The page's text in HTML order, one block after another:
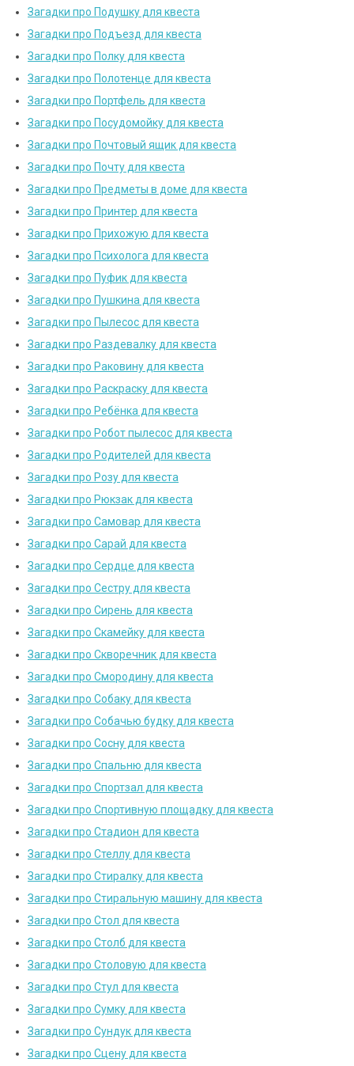
Загадки про Подушку для квеста
Загадки про Подъезд для квеста
Загадки про Полку для квеста
Загадки про Полотенце для квеста
Загадки про Портфель для квеста
Загадки про Посудомойку для квеста
Загадки про Почтовый ящик для квеста
Загадки про Почту для квеста
Загадки про Предметы в доме для квеста
Загадки про Принтер для квеста
Загадки про Прихожую для квеста
Загадки про Психолога для квеста
Загадки про Пуфик для квеста
Загадки про Пушкина для квеста
Загадки про Пылесос для квеста
Загадки про Раздевалку для квеста
Загадки про Раковину для квеста
Загадки про Раскраску для квеста
Загадки про Ребёнка для квеста
Загадки про Робот пылесос для квеста
Загадки про Родителей для квеста
Загадки про Розу для квеста
Загадки про Рюкзак для квеста
Загадки про Самовар для квеста
Загадки про Сарай для квеста
Загадки про Сердце для квеста
Загадки про Сестру для квеста
Загадки про Сирень для квеста
Загадки про Скамейку для квеста
Загадки про Скворечник для квеста
Загадки про Смородину для квеста
Загадки про Собаку для квеста
Загадки про Собачью будку для квеста
Загадки про Сосну для квеста
Загадки про Спальню для квеста
Загадки про Спортзал для квеста
Загадки про Спортивную площадку для квеста
Загадки про Стадион для квеста
Загадки про Стеллу для квеста
Загадки про Стиралку для квеста
Загадки про Стиральную машину для квеста
Загадки про Стол для квеста
Загадки про Столб для квеста
Загадки про Столовую для квеста
Загадки про Стул для квеста
Загадки про Сумку для квеста
Загадки про Сундук для квеста
Загадки про Сцену для квеста